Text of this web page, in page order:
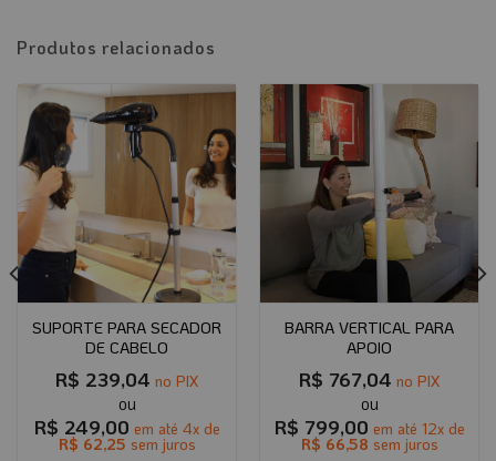
Produtos relacionados
SUPORTE PARA SECADOR
DE CABELO
R$ 239,04 no PIX
R$ 249,00 em até 4x de
R$ 62,25 sem juros
BARRA VERTICAL PARA
APOIO
R$ 767,04 no PIX
R$ 799,00 em até 12x de
R$ 66,58 sem juros